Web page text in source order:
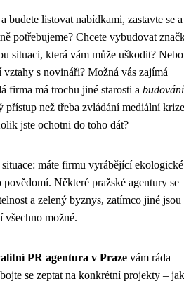
budete listovat nabídkami, zastavte se a
potřebujeme? Chcete vybudovat
situaci, která vám může uškodit? Nebo
vztahy s novináři? Možná vás zajímá
firma má trochu jiné starosti a budování
přístup než třeba zvládání mediální
jste ochotni do toho dát?
máte firmu vyrábějící ekologické
povědomí. Některé pražské agentury se
a zelený byznys, zatímco jiné jsou
všechno možné.
PR agentura v Praze vám ráda
se zeptat na konkrétní projekty – jak